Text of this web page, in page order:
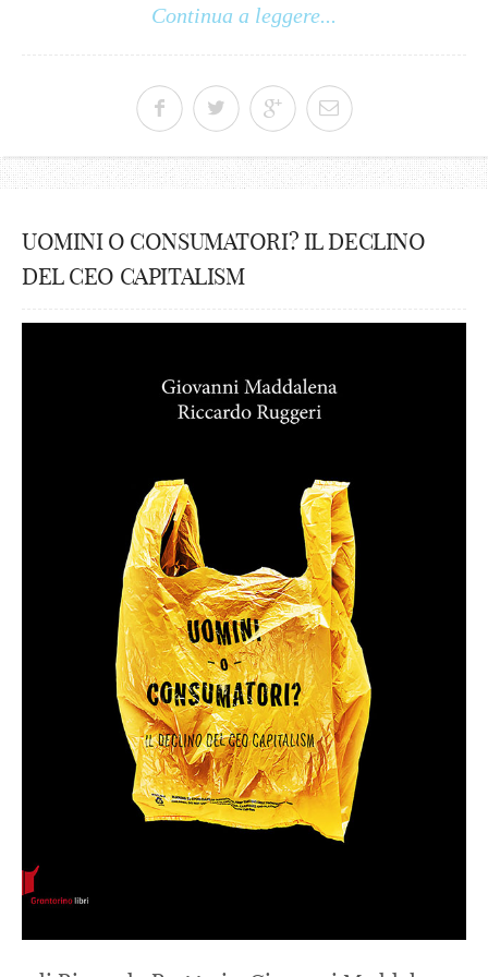
Continua a leggere...
UOMINI O CONSUMATORI? IL DECLINO
DEL CEO CAPITALISM